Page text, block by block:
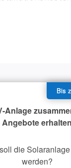
Anlage
Angebote erhalten
soll die
werden?